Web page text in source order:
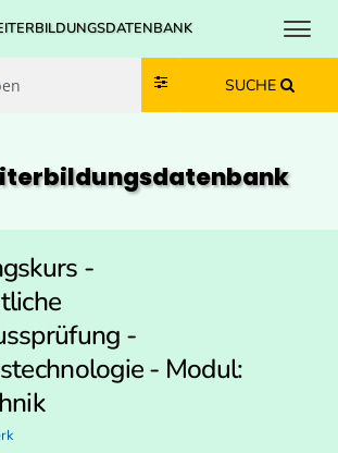
Zum Inhalt springen
Zum Navmenü springen
Zur Suche springen
Zur Footer springen
SUCHE
-
-
- Modul: